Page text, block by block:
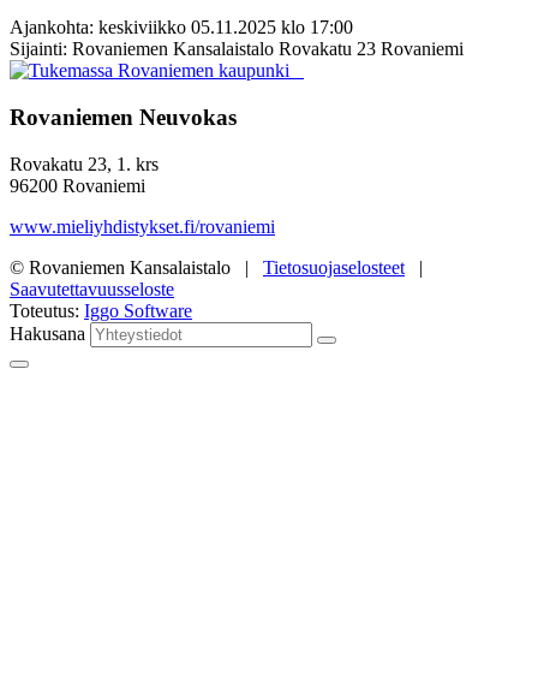
Ajankohta: keskiviikko 05.11.2025 klo 17:00
Sijainti: Rovaniemen Kansalaistalo Rovakatu 23 Rovaniemi
Rovaniemen Neuvokas
Rovakatu 23, 1. krs
96200 Rovaniemi
www.mieliyhdistykset.fi/rovaniemi
© Rovaniemen Kansalaistalo | Tietosuojaselosteet |
Saavutettavuusseloste
Toteutus: Iggo Software
Hakusana